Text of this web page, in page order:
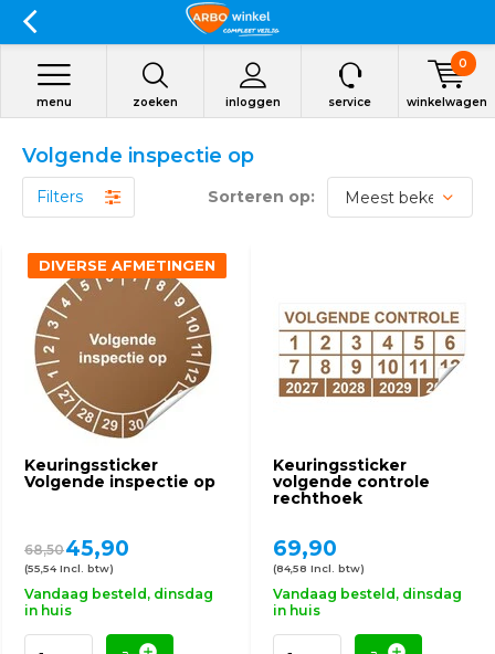
zoeken inloggen
menu service winkelwagen
0
Volgende inspectie op
Filters Sorteren op:
Keuringssticker
Volgende inspectie op
DIVERSE AFMETINGEN
68,5045,90
(55,54 Incl. btw)
Vandaag besteld, dinsdag
in huis
Keuringssticker
volgende controle
rechthoek
69,90
(84,58 Incl. btw)
Vandaag besteld, dinsdag
in huis